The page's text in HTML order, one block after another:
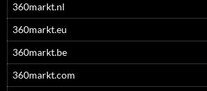
360markt.nl
360markt.eu
360markt.be
360markt.com